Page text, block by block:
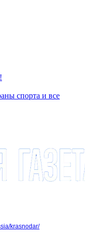
спорта и все
krasnodar/